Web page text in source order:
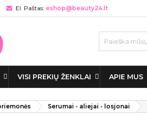
El. Paštas: eshop@beauty24.lt
VISI PREKIŲ ŽENKLAI APIE MUS
Serumai - aliejai - losjonai